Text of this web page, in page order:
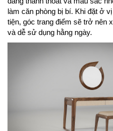
làm căn phòng bị bí. Khi đặt ở
tiện, góc trang điểm sẽ trở nên
và dễ sử dụng hằng ngày.